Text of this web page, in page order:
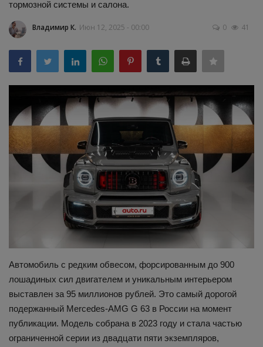
Здоровье
Наука и открытия
тормозной системы и салона.
Владимир К. Июн 12, 2025 - 00:00 0 41
Автомобиль с редким обвесом, форсированным до 900
лошадиных сил двигателем и уникальным интерьером
выставлен за 95 миллионов рублей. Это самый дорогой
подержанный Mercedes-AMG G 63 в России на момент
публикации. Модель собрана в 2023 году и стала частью
ограниченной серии из двадцати пяти экземпляров,